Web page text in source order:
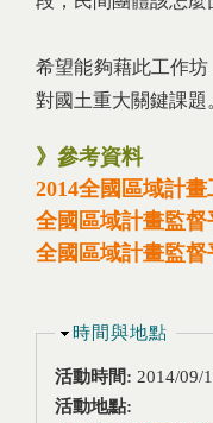
希望能夠藉此工作
對國土重大關鍵課題
》參考資料
2014全國區域計
全國區域計畫監督
全國區域計畫監督
隱藏
時間與地點
活動時間: 2014/09/
活動地點: